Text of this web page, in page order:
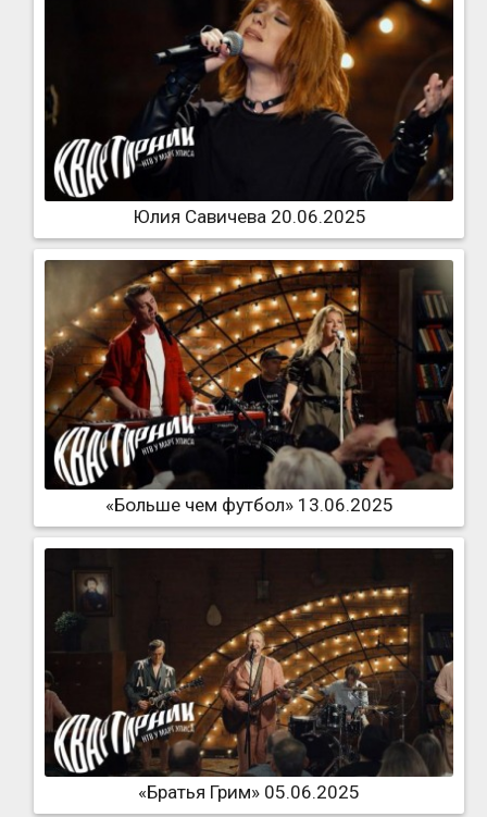
Юлия Савичева 20.06.2025
«Больше чем футбол» 13.06.2025
«Братья Грим» 05.06.2025